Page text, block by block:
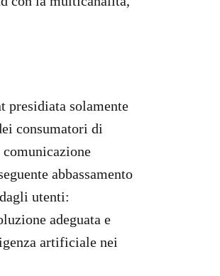
presidiata solamente
consumatori di
comunicazione
abbassamento
utenti:
adeguata e
artificiale nei